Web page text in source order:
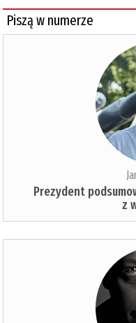
Piszą w numerze
Prezydent
z